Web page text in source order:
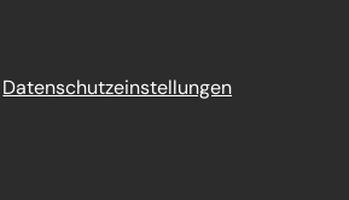
Datenschutz­einstellungen